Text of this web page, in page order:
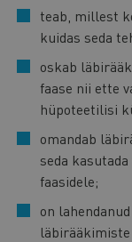
teab, millest
kuidas seda
oskab
faase nii ette
hüpoteetilisi
omandab
seda
faasidele;
on